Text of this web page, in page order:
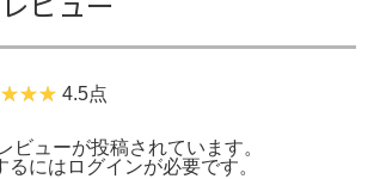
4.5点
ビューが投稿されています。
るには ログインが必要です。